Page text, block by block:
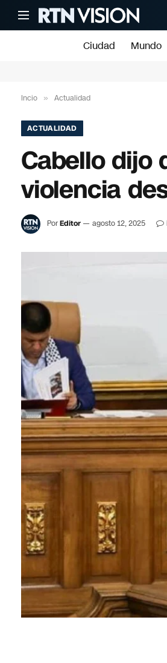
Ciudad Mundo
Incio » Actualidad
ACTUALIDAD
Cabello dijo
violencia
PorEditor agosto 12, 2025